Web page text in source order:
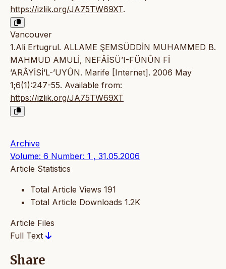
https://izlik.org/JA75TW69XT.
Vancouver
1.Ali Ertugrul. ALLAME ŞEMSÜDDİN MUHAMMED B.
MAHMUD AMULİ, NEFÂİSÜ’I-FÜNÛN Fİ
’ARÂYİSİ’L-’UYÛN. Marife [Internet]. 2006 May
1;6(1):247-55. Available from:
https://izlik.org/JA75TW69XT
Archive
Volume: 6 Number: 1 , 31.05.2006
Article Statistics
Total Article Views 191
Total Article Downloads 1.2K
Article Files
Full Text
Share